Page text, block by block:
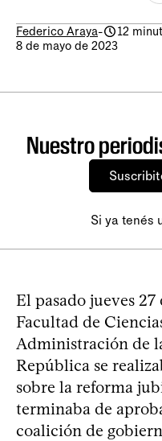
Federico Araya-
12
8 de mayo de 2023
Nuestro
Si ya tenés
El pasado jueves
Facultad de
Administración de
República se
sobre la reforma
terminaba de
coalición de